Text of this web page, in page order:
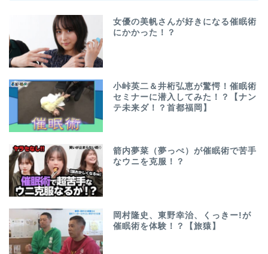
女優の美帆さんが好きになる催眠術
にかかった！？
小峠英二＆井桁弘恵が驚愕！催眠術
セミナーに潜入してみた！？【ナン
テ未来ダ！？首都福岡】
箭内夢菜（夢っぺ）が催眠術で苦手
なウニを克服！？
岡村隆史、東野幸治、くっきー!が
催眠術を体験！？【旅猿】